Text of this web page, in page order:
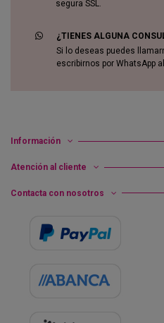
segura SSL.
¿TIENES ALGUNA
Si lo deseas puedes
escribirnos por WhatsApp
Información
Atención al cliente
Contacta con nosotros